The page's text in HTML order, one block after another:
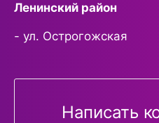
Ленинский район
- ул. Острогожская
Написать